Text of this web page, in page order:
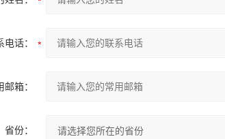
电话：
邮箱：
省份：